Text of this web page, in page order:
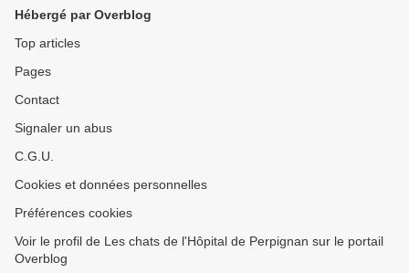
Hébergé par Overblog
Top articles
Pages
Contact
Signaler un abus
C.G.U.
Cookies et données personnelles
Préférences cookies
Voir le profil de Les chats de l'Hôpital de Perpignan sur le portail
Overblog